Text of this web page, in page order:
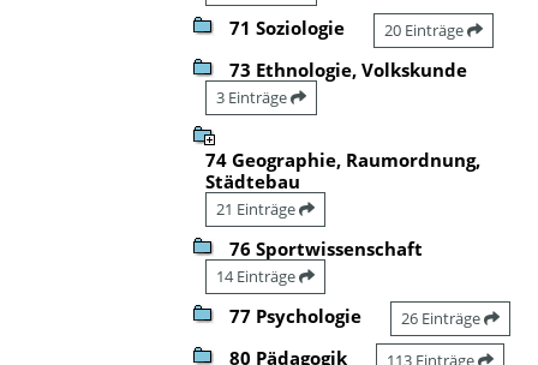
71 Soziologie 20 Einträge
73 Ethnologie, Volkskunde
3 Einträge
74 Geographie, Raumordnung,
Städtebau
21 Einträge
76 Sportwissenschaft
14 Einträge
77 Psychologie 26 Einträge
80 Pädagogik 113 Einträge